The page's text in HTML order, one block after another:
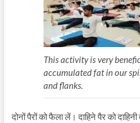
This activity is very
accumulated fat in our
and flanks.
दोनों पैरों को फैला लें। दाहिने पैर को